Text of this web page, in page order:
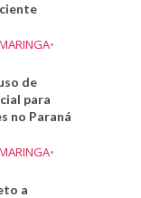
•
de
para
no Paraná
•
a